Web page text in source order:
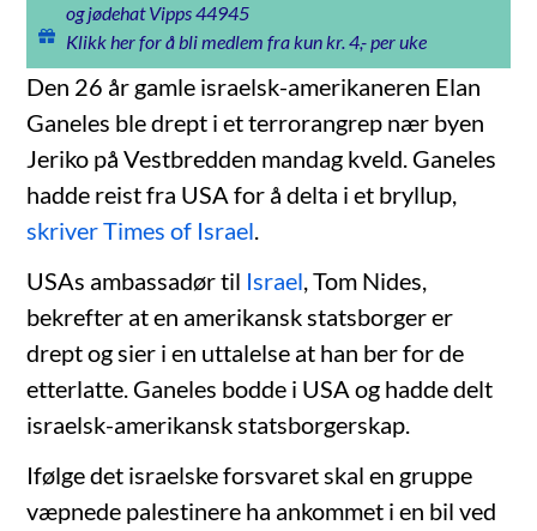
og jødehat Vipps 44945
Klikk her for å bli medlem fra kun kr. 4,- per uke
Den 26 år gamle israelsk-amerikaneren Elan
Ganeles ble drept i et terrorangrep nær byen
Jeriko på Vestbredden mandag kveld. Ganeles
hadde reist fra USA for å delta i et bryllup,
skriver Times of Israel.
USAs ambassadør til Israel, Tom Nides,
bekrefter at en amerikansk statsborger er
drept og sier i en uttalelse at han ber for de
etterlatte. Ganeles bodde i USA og hadde delt
israelsk-amerikansk statsborgerskap.
Ifølge det israelske forsvaret skal en gruppe
væpnede palestinere ha ankommet i en bil ved